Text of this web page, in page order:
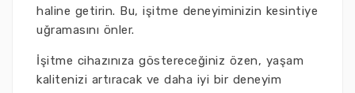
haline getirin. Bu, işitme deneyiminizin kesintiye
uğramasını önler.
İşitme cihazınıza göstereceğiniz özen, yaşam
kalitenizi artıracak ve daha iyi bir deneyim